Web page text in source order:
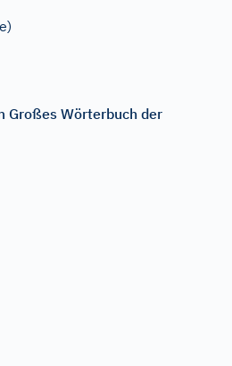
Großes Wörterbuch der